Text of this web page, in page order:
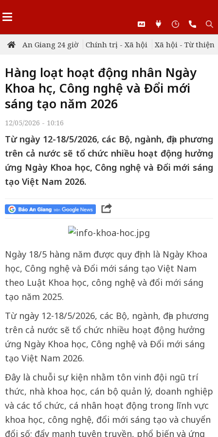
An Giang 24 giờ Chính trị - Xã hội Xã hội - Từ thiện
Hàng loạt hoạt động nhân Ngày
Khoa học, Công nghệ và Đổi mới
sáng tạo năm 2026
12/05/2026 - 10:16
Từ ngày 12-18/5/2026, các Bộ, ngành, địa phương
trên cả nước sẽ tổ chức nhiều hoạt động hưởng
ứng Ngày Khoa học, Công nghệ và Đổi mới sáng
tạo Việt Nam 2026.
Ngày 18/5 hàng năm được quy định là Ngày Khoa
học, Công nghệ và Đổi mới sáng tạo Việt Nam
theo Luật Khoa học, công nghệ và đổi mới sáng
tạo năm 2025.
Từ ngày 12-18/5/2026, các Bộ, ngành, địa phương
trên cả nước sẽ tổ chức nhiều hoạt động hưởng
ứng Ngày Khoa học, Công nghệ và Đổi mới sáng
tạo Việt Nam 2026.
Đây là chuỗi sự kiện nhằm tôn vinh đội ngũ trí
thức, nhà khoa học, cán bộ quản lý, doanh nghiệp
và các tổ chức, cá nhân hoạt động trong lĩnh vực
khoa học, công nghệ, đổi mới sáng tạo và chuyển
đổi số; đẩy mạnh tuyên truyền, phổ biến và ứng